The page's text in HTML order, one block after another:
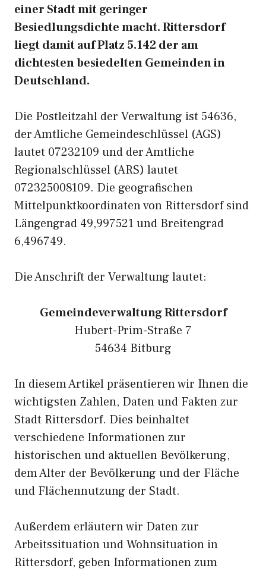
einer Stadt mit geringer
Besiedlungsdichte macht. Rittersdorf
liegt damit auf Platz 5.142 der am
dichtesten besiedelten Gemeinden in
Deutschland.
Die Postleitzahl der Verwaltung ist 54636,
der Amtliche Gemeindeschlüssel (AGS)
lautet 07232109 und der Amtliche
Regionalschlüssel (ARS) lautet
072325008109. Die geografischen
Mittelpunktkoordinaten von Rittersdorf sind
Längengrad 49,997521 und Breitengrad
6,496749.
Die Anschrift der Verwaltung lautet:
Gemeindeverwaltung Rittersdorf
Hubert-Prim-Straße 7
54634 Bitburg
In diesem Artikel präsentieren wir Ihnen die
wichtigsten Zahlen, Daten und Fakten zur
Stadt Rittersdorf. Dies beinhaltet
verschiedene Informationen zur
historischen und aktuellen Bevölkerung,
dem Alter der Bevölkerung und der Fläche
und Flächennutzung der Stadt.
Außerdem erläutern wir Daten zur
Arbeitssituation und Wohnsituation in
Rittersdorf, geben Informationen zum